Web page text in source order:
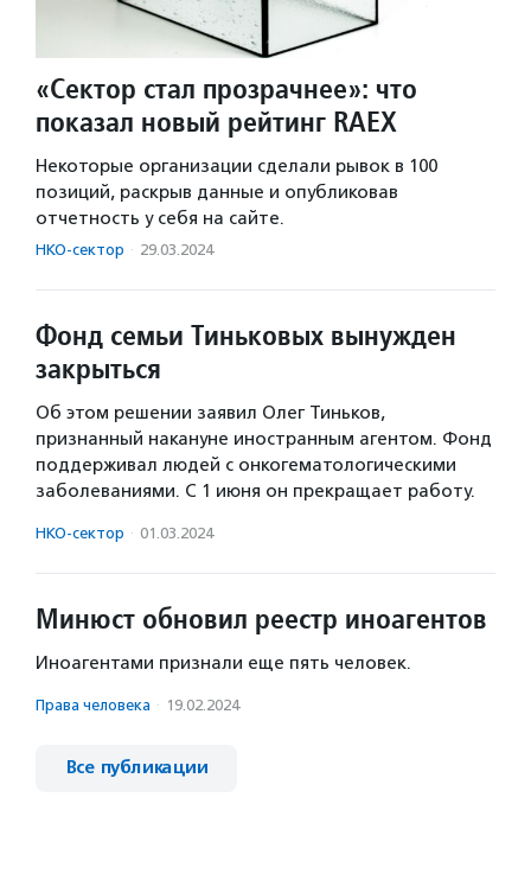
«Сектор стал прозрачнее»: что
показал новый рейтинг RAEX
Некоторые организации сделали рывок в 100
позиций, раскрыв данные и опубликовав
отчетность у себя на сайте.
НКО-сектор · 29.03.2024
Фонд семьи Тиньковых вынужден
закрыться
Об этом решении заявил Олег Тиньков,
признанный накануне иностранным агентом. Фонд
поддерживал людей с онкогематологическими
заболеваниями. С 1 июня он прекращает работу.
НКО-сектор · 01.03.2024
Минюст обновил реестр иноагентов
Иноагентами признали еще пять человек.
Права человека · 19.02.2024
Все публикации